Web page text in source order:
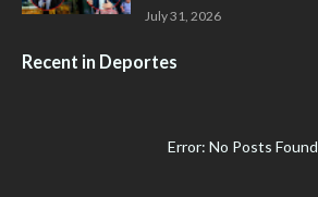
July 31, 2026
Recent in Deportes
Error: No Posts Found